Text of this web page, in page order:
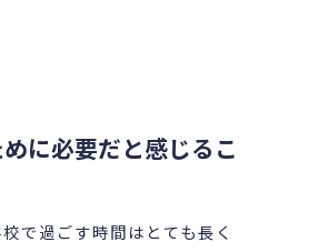
に必要だと感じるこ
で過ごす時間はとても長く